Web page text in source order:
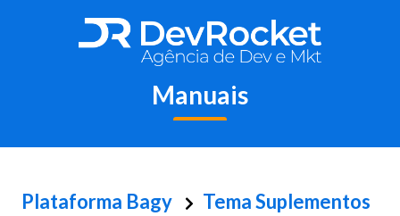
Manuais
Plataforma Bagy
Tema Suplementos